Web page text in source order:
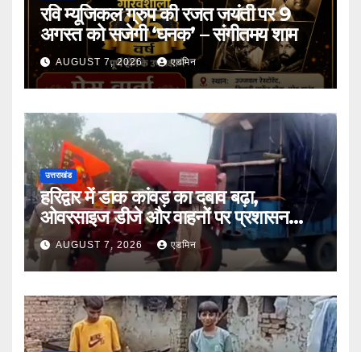
रवि म्यूजिकल ग्रुप की रजत जयंती पर 9
अगस्त को सजेगी ‘घनक’ – संगीतमय शाम
AUGUST 7, 2026 एडमिन
उत्तराखंड
हरिद्वार में डाक कांवड़ का दबाव बढ़ा,
ओवरसाइज डीजे और वाहनों पर प्रशासन
सख्तAUGUST 7, 2026 एडमिन